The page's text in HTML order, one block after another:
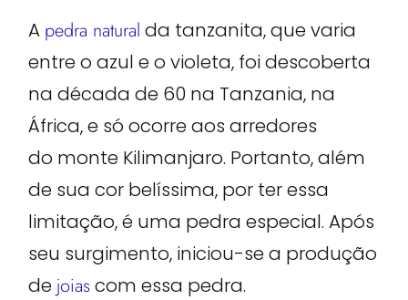
A pedra natural da tanzanita, que varia
entre o azul e o violeta, foi descoberta
na década de 60 na Tanzania, na
África, e só ocorre aos arredores
do monte Kilimanjaro. Portanto, além
de sua cor belíssima, por ter essa
limitação, é uma pedra especial. Após
seu surgimento, iniciou-se a produção
de joias com essa pedra.